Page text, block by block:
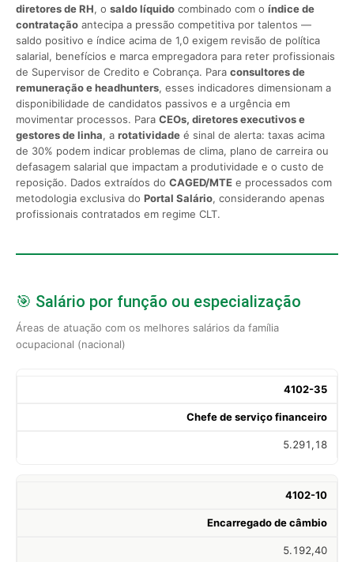
diretores de RH, o saldo líquido combinado com o índice de
contratação antecipa a pressão competitiva por talentos —
saldo positivo e índice acima de 1,0 exigem revisão de política
salarial, benefícios e marca empregadora para reter profissionais
de Supervisor de Credito e Cobrança. Para consultores de
remuneração e headhunters, esses indicadores dimensionam a
disponibilidade de candidatos passivos e a urgência em
movimentar processos. Para CEOs, diretores executivos e
gestores de linha, a rotatividade é sinal de alerta: taxas acima
de 30% podem indicar problemas de clima, plano de carreira ou
defasagem salarial que impactam a produtividade e o custo de
reposição. Dados extraídos do CAGED/MTE e processados com
metodologia exclusiva do Portal Salário, considerando apenas
profissionais contratados em regime CLT.
🎯 Salário por função ou especialização
Áreas de atuação com os melhores salários da família
ocupacional (nacional)
4102-35
Chefe de serviço financeiro
5.291,18
4102-10
Encarregado de câmbio
5.192,40